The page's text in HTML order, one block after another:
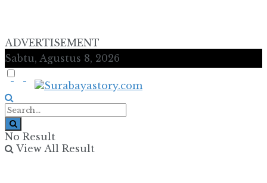
ADVERTISEMENT
Sabtu, Agustus 8, 2026
No Result
View All Result